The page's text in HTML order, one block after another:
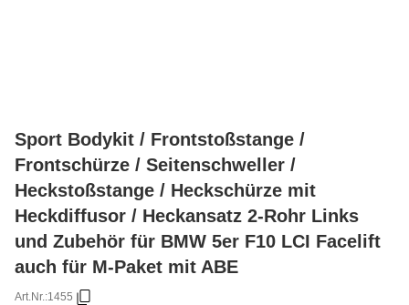
Sport Bodykit / Frontstoßstange /
Frontschürze / Seitenschweller /
Heckstoßstange / Heckschürze mit
Heckdiffusor / Heckansatz 2-Rohr Links
und Zubehör für BMW 5er F10 LCI Facelift
auch für M-Paket mit ABE
Art.Nr.:1455